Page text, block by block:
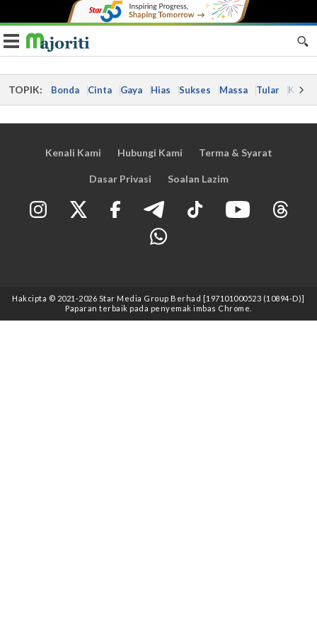
Toggle navigation
TOPIK: Bonda Cinta Gaya Hias Sukses Massa Tular Kes
Kenali Kami Hubungi Kami Terma & Syarat
Dasar Privasi Soalan Lazim
Hakcipta © 2021 -2026 Star Media Group Berhad [197101000523 (10894-D)]
Paparan terbaik pada penyemak imbas Chrome.